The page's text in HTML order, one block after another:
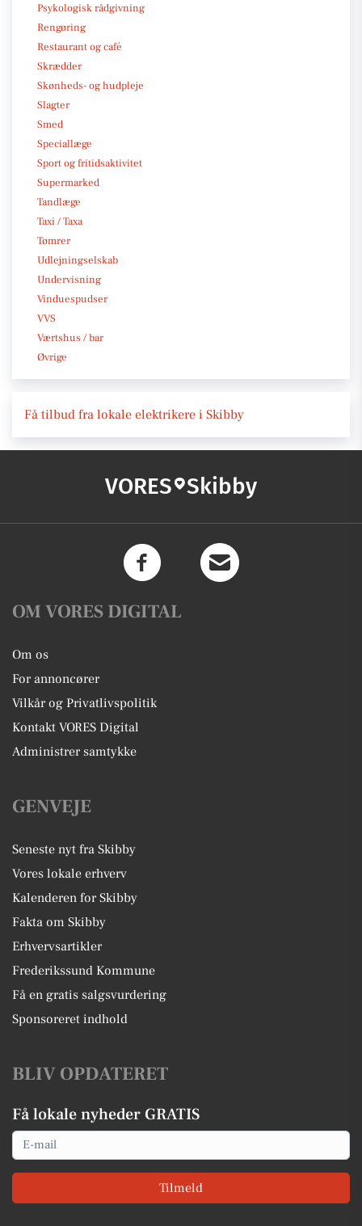
Psykologisk rådgivning
Rengøring
Restaurant og café
Skrædder
Skønheds- og hudpleje
Slagter
Smed
Speciallæge
Sport og fritidsaktivitet
Supermarked
Tandlæge
Taxi / Taxa
Tømrer
Udlejningselskab
Undervisning
Vinduespudser
VVS
Værtshus / bar
Øvrige
Få tilbud fra lokale elektrikere i Skibby
VORES Skibby
OM VORES DIGITAL
Om os
For annoncører
Vilkår og Privatlivspolitik
Kontakt VORES Digital
Administrer samtykke
GENVEJE
Seneste nyt fra Skibby
Vores lokale erhverv
Kalenderen for Skibby
Fakta om Skibby
Erhvervsartikler
Frederikssund Kommune
Få en gratis salgsvurdering
Sponsoreret indhold
BLIV OPDATERET
Få lokale nyheder GRATIS
Email
Tilmeld